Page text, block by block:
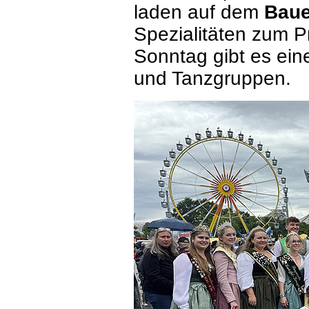
laden auf dem
Spezialitäten zum
Sonntag gibt es
und Tanzgruppen.